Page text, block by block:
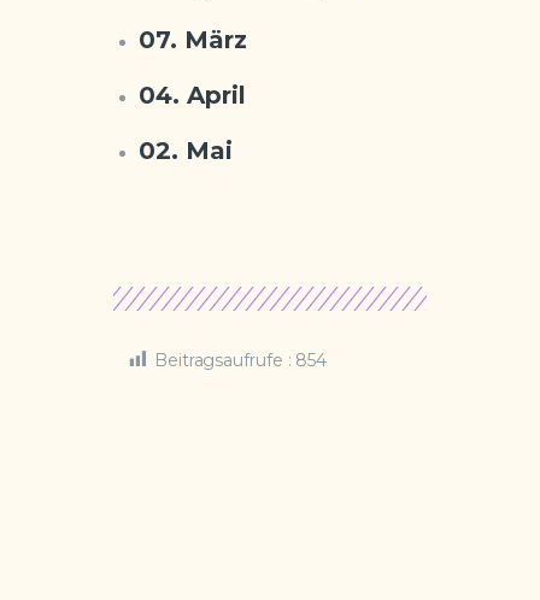
07. März
04. April
02. Mai
Beitragsaufrufe : 854